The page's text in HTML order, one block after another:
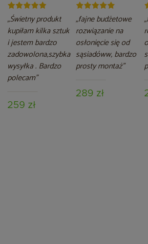
„Świetny produkt
kupiłam kilka sztuk
i jestem bardzo
zadowolona,szybka
wysyłka . Bardzo
polecam”
259 zł
„fajne budżetowe
rozwiązanie na
osłonięcie się od
sąsiadóww, bardzo
prosty montaż”
289 zł